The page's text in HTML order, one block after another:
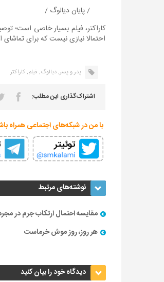
/ پایان دیالوگ /
احتمالا نیازی نیست که برای
پدر و پسر,دیالوگ, فیلم,کاراکتر
اشتراک‌گذاری این مطلب:
با من در شبکه‌های اجتماعی همراه
نوشته‌های مرتبط
مقایسه احتمال ارتکاب جرم در
هر روز، روز موش خرماست
دیدگاه خود را بیان کنید